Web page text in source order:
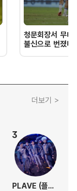
청문회장서 무너
불신으로 번졌
더보기 >
3
PLAVE (플레이브)